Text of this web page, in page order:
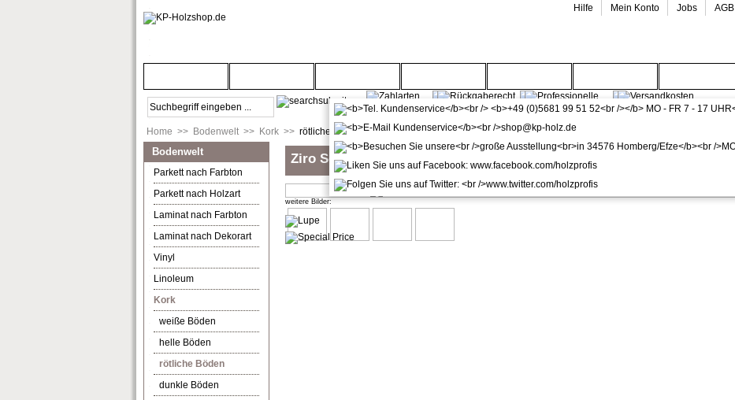
Hilfe Mein Konto Jobs AGB
Home >> Bodenwelt >> Kork >> rötliche Böden
Ziro Sombra Kork klick Nizza lackiert Fertigfußboden inkl. Trittschall
weitere Bilder:
Bodenwelt
Parkett nach Farbton
Parkett nach Holzart
Laminat nach Farbton
Laminat nach Dekorart
Vinyl
Linoleum
Kork
weiße Böden
helle Böden
rötliche Böden
dunkle Böden